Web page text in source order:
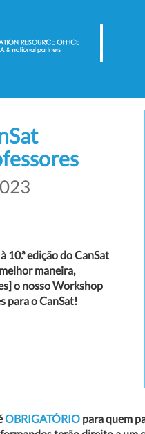
10.ª edição do CanSat
maneira,
o nosso Workshop
para o CanSat!
OBRIGATÓRIO para quem